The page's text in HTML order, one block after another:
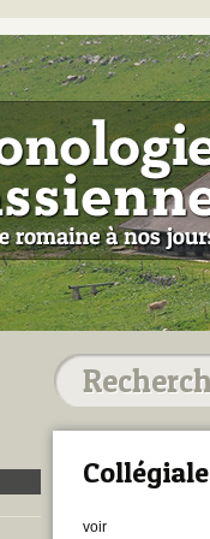
Collégiale
voir